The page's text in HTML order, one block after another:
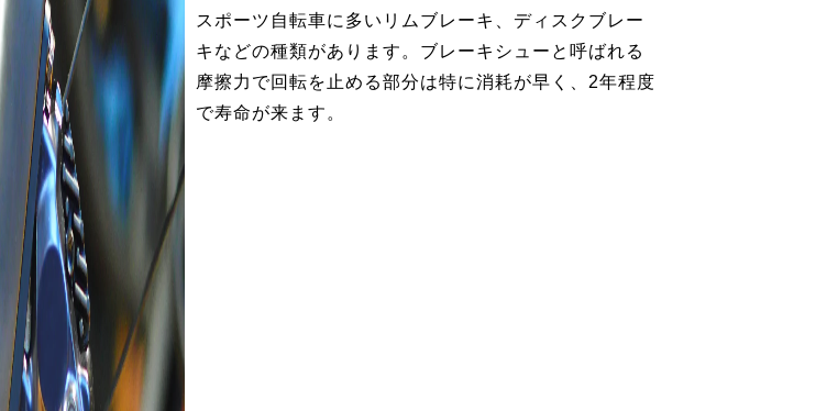
スポーツ自転車に多いリムブレーキ、ディスクブレー
キなどの種類があります。ブレーキシューと呼ばれる
摩擦力で回転を止める部分は特に消耗が早く、2年程度
で寿命が来ます。